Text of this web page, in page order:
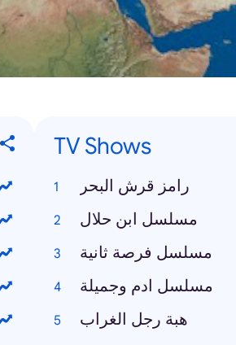
TV Shows
رامز قرش البحر
مسلسل ابن حلال
مسلسل فرصة ثانية
مسلسل ادم وجميلة
هبة رجل الغراب